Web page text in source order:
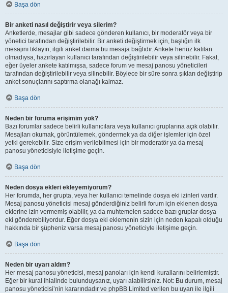
Başa dön
Bir anketi nasıl değiştirir veya silerim?
Anketlerde, mesajlar gibi sadece gönderen kullanıcı, bir moderatör veya bir
yönetici tarafından değiştirilebilir. Bir anketi değiştirmek için, başlığın ilk
mesajını tıklayın; ilgili anket daima bu mesaja bağlıdır. Ankete henüz katılan
olmadıysa, hazırlayan kullanıcı tarafından değiştirilebilir veya silinebilir. Fakat,
eğer üyeler ankete katılmışsa, sadece forum ve mesaj panosu yöneticileri
tarafından değiştirilebilir veya silinebilir. Böylece bir süre sonra şıkları değiştirip
anket sonuçlarını saptırma olanağı kalmaz.
Başa dön
Neden bir foruma erişimim yok?
Bazı forumlar sadece belirli kullanıcılara veya kullanıcı gruplarına açık olabilir.
Mesajları okumak, görüntülemek, göndermek ya da diğer işlemler için özel
yetki gerekebilir. Size erişim verilebilmesi için bir moderatör ya da mesaj
panosu yöneticisiyle iletişime geçin.
Başa dön
Neden dosya ekleri ekleyemiyorum?
Her forumda, her grupta, veya her kullanıcı temelinde dosya eki izinleri vardır.
Mesaj panosu yöneticisi mesaj gönderdiğiniz belirli forum için eklenen dosya
eklerine izin vermemiş olabilir, ya da muhtemelen sadece bazı gruplar dosya
eki gönderebiliyordur. Eğer dosya eki eklemenin sizin için neden kapalı olduğu
hakkında bir şüpheniz varsa mesaj panosu yöneticiyle iletişime geçin.
Başa dön
Neden bir uyarı aldım?
Her mesaj panosu yöneticisi, mesaj panoları için kendi kurallarını belirlemiştir.
Eğer bir kural ihlalinde bulunduysanız, uyarı alabilirsiniz. Not: Bu durum, mesaj
panosu yöneticisi’nin kararındadır ve phpBB Limited verilen bu uyarı ile ilgili